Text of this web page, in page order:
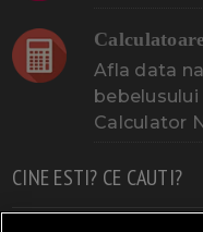
Afla data
bebelusului
Calculator
CINE ESTI? CE CAUTI?